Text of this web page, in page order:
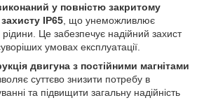
у повністю закритому
IP65 , що унеможливлює
Це забезпечує надійний захист
умовах експлуатації.
двигуна з постійними магнітами
суттєво знизити потребу в
та підвищити загальну надійність